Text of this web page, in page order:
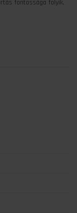
fontossága folyik,